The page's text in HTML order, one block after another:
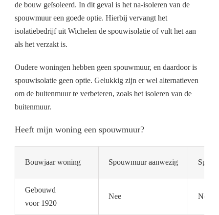
de bouw geïsoleerd. In dit geval is het na-isoleren van de
spouwmuur een goede optie. Hierbij vervangt het
isolatiebedrijf uit Wichelen de spouwisolatie of vult het aan
als het verzakt is.
Oudere woningen hebben geen spouwmuur, en daardoor is
spouwisolatie geen optie. Gelukkig zijn er wel alternatieven
om de buitenmuur te verbeteren, zoals het isoleren van de
buitenmuur.
Heeft mijn woning een spouwmuur?
Bouwjaar woning Spouwmuur aanwezig
Gebouwd
voor 1920
Nee Nee